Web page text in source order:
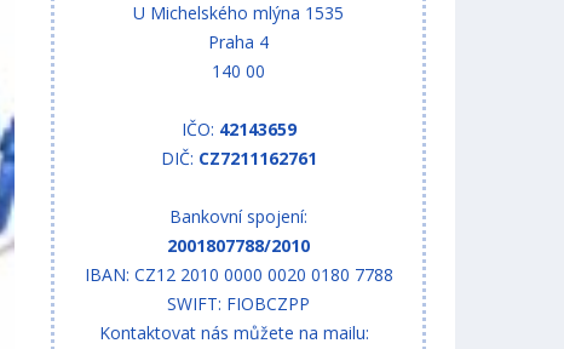
U Michelského mlýna 1535
Praha 4
140 00
IČO: 42143659
DIČ: CZ7211162761
Bankovní spojení:
2001807788/2010
IBAN: CZ12 2010 0000 0020 0180 7788
SWIFT: FIOBCZPP
Kontaktovat nás můžete na mailu: